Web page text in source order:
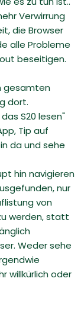
Verwirrung
die Browser
alle Probleme
beseitigen.
gesamten
dort.
S20 lesen"
Tip auf
da und sehe
hin navigieren
nur
von
werden, statt
Weder sehe
willkürlich oder